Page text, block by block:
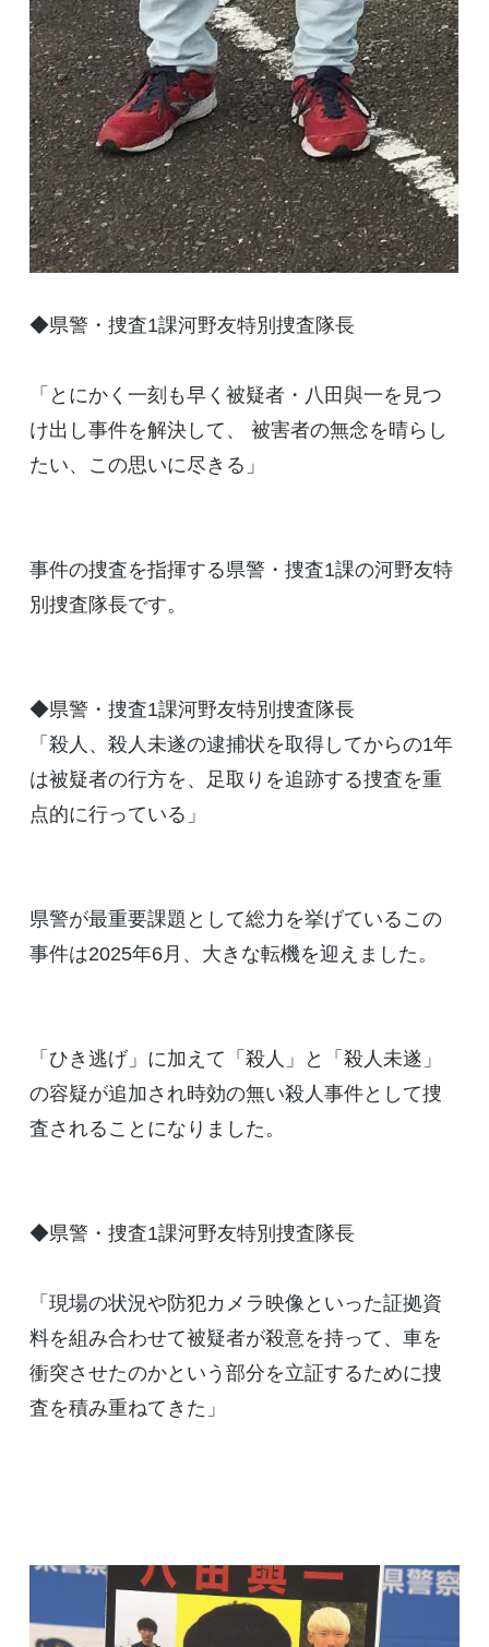
◆県警・捜査1課河野友特別捜査隊長
「とにかく一刻も早く被疑者・八田與一を見つ
け出し事件を解決して、 被害者の無念を晴らし
たい、この思いに尽きる」
事件の捜査を指揮する県警・捜査1課の河野友特
別捜査隊長です。
◆県警・捜査1課河野友特別捜査隊長
「殺人、殺人未遂の逮捕状を取得してからの1年
は被疑者の行方を、足取りを追跡する捜査を重
点的に行っている」
県警が最重要課題として総力を挙げているこの
事件は2025年6月、大きな転機を迎えました。
「ひき逃げ」に加えて「殺人」と「殺人未遂」
の容疑が追加され時効の無い殺人事件として捜
査されることになりました。
◆県警・捜査1課河野友特別捜査隊長
「現場の状況や防犯カメラ映像といった証拠資
料を組み合わせて被疑者が殺意を持って、車を
衝突させたのかという部分を立証するために捜
査を積み重ねてきた」